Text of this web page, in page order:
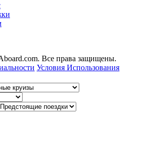
Все права защищены.
Условия Использования